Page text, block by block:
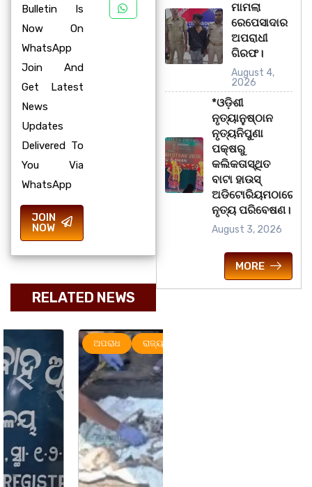
Bulletin Is
Now On
WhatsApp
Join And
Get Latest
News
Updates
Delivered To
You Via
WhatsApp
JOIN
NOW
RELATED NEWS
ରାଜ୍ୟ
ମାମଲା
ରେପେସାଦାର
ଅପରାଧୀ
ଗିରଫ।
August 4,
2026
*ଓଡ଼ିଶୀ
ନୃତ୍ୟାନୁଷ୍ଠାନ
ନୃତ୍ୟନିପୁଣା
ପକ୍ଷରୁ
କଲିକତାସ୍ଥିତ
ବାଟା ହାଉସ୍
ଅଡିଟୋରିୟମଠାରେ
ନୃତ୍ୟ ପରିବେଷଣ।
August 3, 2026
MORE